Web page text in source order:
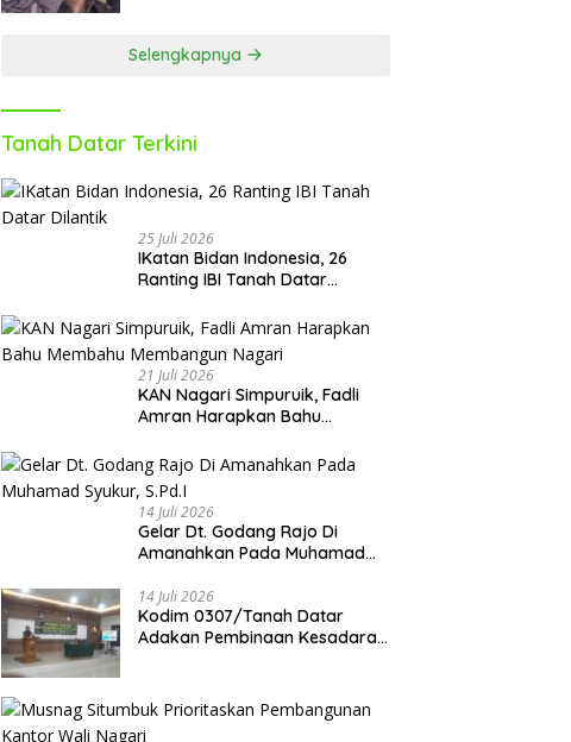
Selengkapnya
Tanah Datar Terkini
25 Juli 2026
IKatan Bidan Indonesia, 26
Ranting IBI Tanah Datar
21 Juli 2026
KAN Nagari Simpuruik, Fadli
Amran Harapkan Bahu
14 Juli 2026
Gelar Dt. Godang Rajo Di
Amanahkan Pada Muhamad
14 Juli 2026
Kodim 0307/Tanah Datar
Adakan Pembinaan Kesadaran